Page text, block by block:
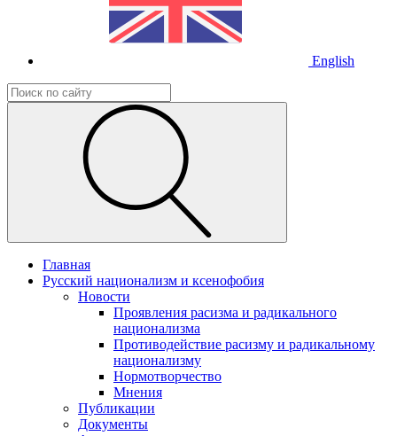
English
Главная
Русский национализм и ксенофобия
Новости
Проявления расизма и радикального
национализма
Противодействие расизму и радикальному
национализму
Нормотворчество
Мнения
Публикации
Документы